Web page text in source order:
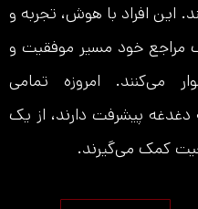
افراد با هوش، تجربه و
مراجع خود مسیر موفقیت و
می‌کنند. امروزه تمامی
پیشرفت دارند، از یک
کمک می‌گیرند.